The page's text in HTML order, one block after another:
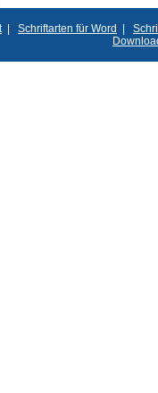
| Schriftarten für Word |